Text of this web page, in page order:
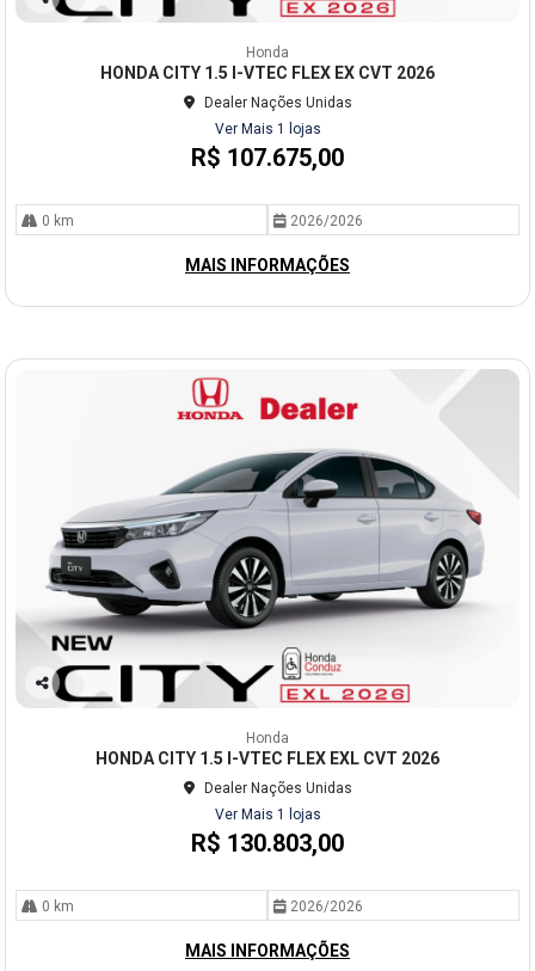
Co
Honda
HONDA CITY 1.5 I-VTEC FLEX EX CVT 2026
Dealer Nações Unidas
Ver Mais 1 lojas
R$ 107.675,00
0 km 2026/2026
MAIS INFORMAÇÕES
Co
Honda
HONDA CITY 1.5 I-VTEC FLEX EXL CVT 2026
Dealer Nações Unidas
Ver Mais 1 lojas
R$ 130.803,00
0 km 2026/2026
MAIS INFORMAÇÕES